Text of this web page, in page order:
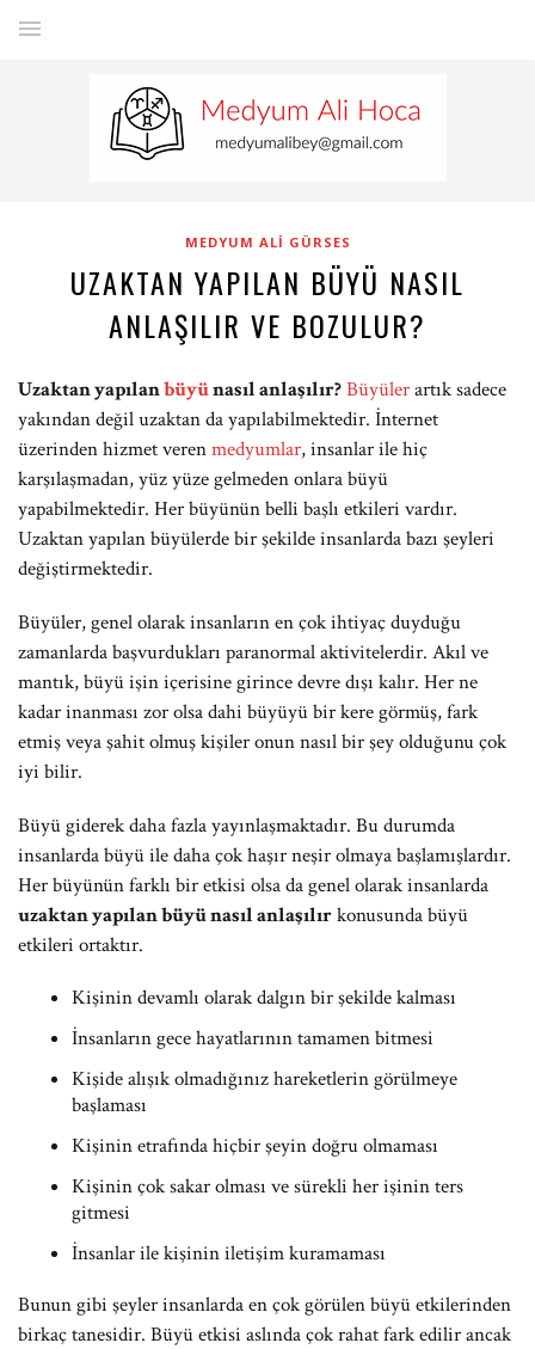
MEDYUM ALI GÜRSES
UZAKTAN YAPILAN BÜYÜ NASIL
ANLAŞILIR VE BOZULUR?
Uzaktan yapılanbüyünasıl anlaşılır?Büyülerartık sadece
yakından değil uzaktan da yapılabilmektedir. İnternet
üzerinden hizmet verenmedyumlar, insanlar ile hiç
karşılaşmadan, yüz yüze gelmeden onlara büyü
yapabilmektedir. Her büyünün belli başlı etkileri vardır.
Uzaktan yapılan büyülerde bir şekilde insanlarda bazı şeyleri
değiştirmektedir.
Büyüler, genel olarak insanların en çok ihtiyaç duyduğu
zamanlarda başvurdukları paranormal aktivitelerdir. Akıl ve
mantık, büyü işin içerisine girince devre dışı kalır. Her ne
kadar inanması zor olsa dahi büyüyü bir kere görmüş, fark
etmiş veya şahit olmuş kişiler onun nasıl bir şey olduğunu çok
iyi bilir.
Büyü giderek daha fazla yayınlaşmaktadır. Bu durumda
insanlarda büyü ile daha çok haşır neşir olmaya başlamışlardır.
Her büyünün farklı bir etkisi olsa da genel olarak insanlarda
uzaktan yapılan büyü nasıl anlaşılırkonusunda büyü
etkileri ortaktır.
Kişinin devamlı olarak dalgın bir şekilde kalması
İnsanların gece hayatlarının tamamen bitmesi
Kişide alışık olmadığınız hareketlerin görülmeye
başlaması
Kişinin etrafında hiçbir şeyin doğru olmaması
Kişinin çok sakar olması ve sürekli her işinin ters
gitmesi
İnsanlar ile kişinin iletişim kuramaması
Bunun gibi şeyler insanlarda en çok görülen büyü etkilerinden
birkaç tanesidir. Büyü etkisi aslında çok rahat fark edilir ancak